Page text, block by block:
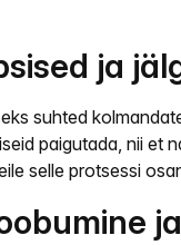
ja
suhted
paigutada, nii et
selle protsessi